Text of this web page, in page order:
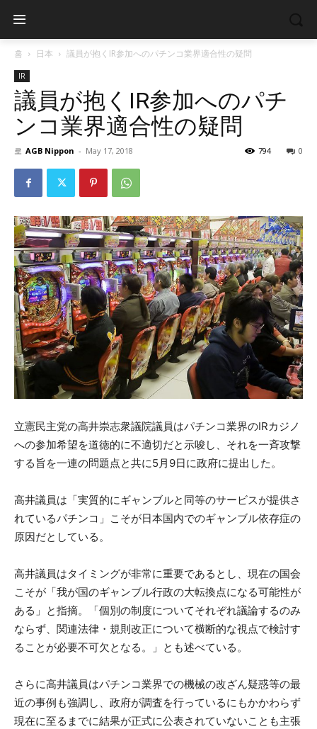
홈 日本 議員が抱くIR参加へのパチンコ業界適合性の疑問
IR
議員が抱くIR参加へのパチ
ンコ業界適合性の疑問
로 AGB Nippon - May 17, 2018 0
794
立憲民主党の高井崇志衆議院議員はパチンコ業界のIRカジノ
への参加希望を道徳的に不適切だと示唆し、それを一斉攻撃
する旨を一連の問題点と共に5月9日に政府に提出した。
高井議員は「実質的にギャンブルと同等のサービスが提供さ
れているパチンコ」こそが日本国内でのギャンブル依存症の
原因だとしている。
高井議員はタイミングが非常に重要であるとし、現在の国会
こそが「我が国のギャンブル行政の大転換点になる可能性が
ある」と指摘。「個別の制度についてそれぞれ議論するのみ
ならず、関連法律・規則改正について横断的な視点で検討す
ることが必要不可欠となる。」とも述べている。
さらに高井議員はパチンコ業界での機械の改ざん疑惑等の最
近の事例も強調し、政府が調査を行っているにもかかわらず
現在に至るまでに結果が正式に公表されていないことも主張